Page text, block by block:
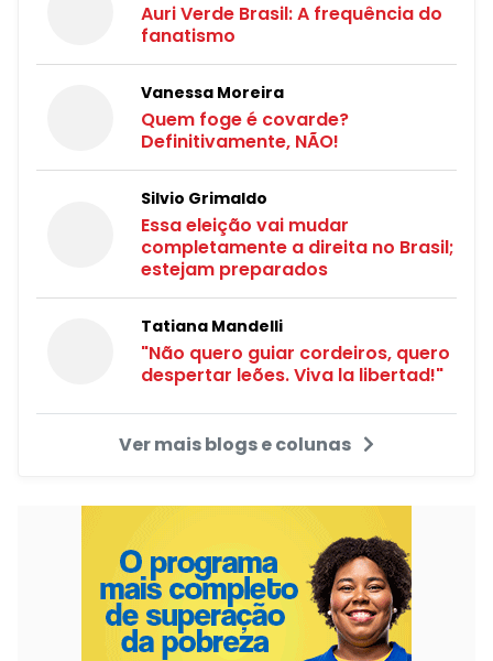
Auri Verde Brasil: A frequência do
fanatismo
Vanessa Moreira
Quem foge é covarde?
Definitivamente, NÃO!
Silvio Grimaldo
Essa eleição vai mudar
completamente a direita no Brasil;
estejam preparados
Tatiana Mandelli
"Não quero guiar cordeiros, quero
despertar leões. Viva la libertad!"
Ver mais blogs e colunas